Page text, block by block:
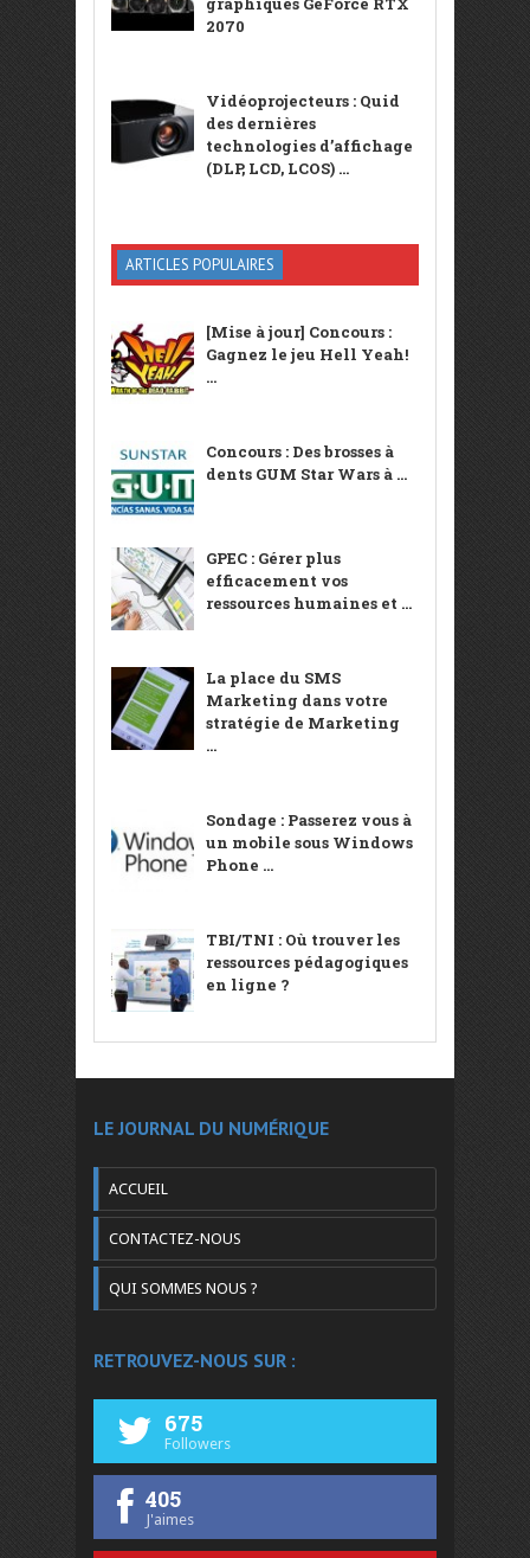
2070
Vidéoprojecteurs : Quid
des dernières
technologies d’affichage
(DLP, LCD, LCOS) ...
ARTICLES POPULAIRES
[Mise à jour] Concours :
Gagnez le jeu Hell Yeah!
...
Concours : Des brosses à
dents GUM Star Wars à ...
GPEC : Gérer plus
efficacement vos
ressources humaines et ...
La place du SMS
Marketing dans votre
stratégie de Marketing
...
Sondage : Passerez vous à
un mobile sous Windows
Phone ...
TBI/TNI : Où trouver les
ressources pédagogiques
en ligne ?
LE JOURNAL DU NUMÉRIQUE
ACCUEIL
CONTACTEZ-NOUS
QUI SOMMES NOUS ?
RETROUVEZ-NOUS SUR :
675
Followers
405
J'aimes